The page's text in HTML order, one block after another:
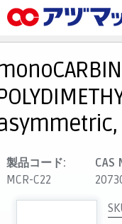
お気に入り
カート
マイアカウント
主要取扱ブランド
代理店一覧
製品コード:
MCR-C22
CAS